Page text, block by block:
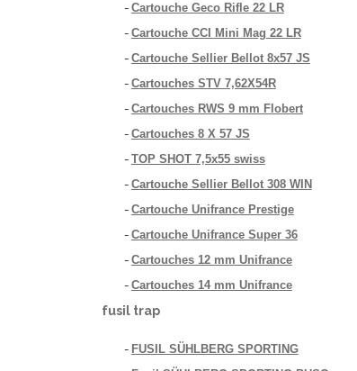
- Cartouche Geco Rifle 22 LR
- Cartouche CCI Mini Mag 22 LR
- Cartouche Sellier Bellot 8x57 JS
- Cartouches STV 7,62X54R
- Cartouches RWS 9 mm Flobert
- Cartouches 8 X 57 JS
- TOP SHOT 7,5x55 swiss
- Cartouche Sellier Bellot 308 WIN
- Cartouche Unifrance Prestige
- Cartouche Unifrance Super 36
- Cartouches 12 mm Unifrance
- Cartouches 14 mm Unifrance
fusil trap
- FUSIL SÜHLBERG SPORTING